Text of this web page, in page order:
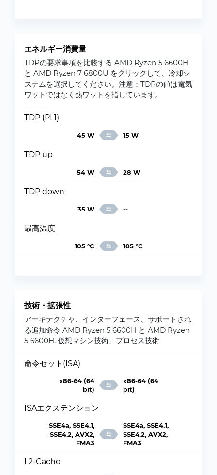
エネルギー消費量
TDPの要求事項を比較する AMD Ryzen 5 6600H
と AMD Ryzen 7 6800U をクリックして、冷却シ
ステムを選択してください。注意：TDPの値は電気
ワットではなく熱ワットを指しています。
TDP (PL1)
45 W 15 W
TDP up
54 W 28 W
TDP down
35 W --
最高温度
105 °C 105 °C
技術・拡張性
アーキテクチャ、インターフェース、サポートされ
る追加命令 AMD Ryzen 5 6600H と AMD Ryzen
5 6600H, 仮想マシン技術、プロセス技術
命令セット(ISA)
x86-64 (64
bit)
x86-64 (64
bit)
ISAエクステンション
SSE4a, SSE4.1,
SSE4.2, AVX2,
FMA3
SSE4a, SSE4.1,
SSE4.2, AVX2,
FMA3
L2-Cache